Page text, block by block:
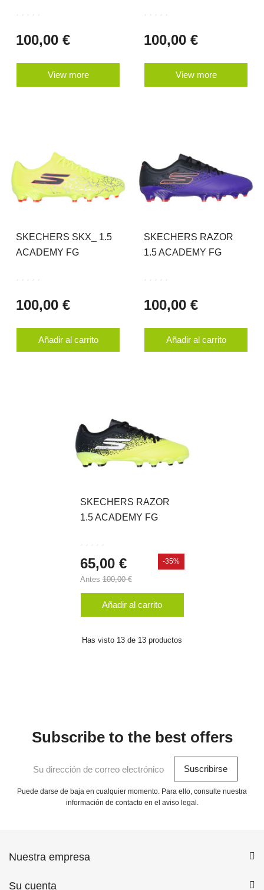
100,00 €
View more
100,00 €
View more
SKECHERS SKX_ 1.5
ACADEMY FG
100,00 €
Añadir al carrito
SKECHERS RAZOR
1.5 ACADEMY FG
100,00 €
Añadir al carrito
SKECHERS RAZOR
1.5 ACADEMY FG
65,00 €
Antes 100,00 €
-35%
Añadir al carrito
Has visto 13 de 13 productos
Subscribe to the best offers
Puede darse de baja en cualquier momento. Para ello, consulte nuestra
información de contacto en el aviso legal.
Nuestra empresa
Su cuenta